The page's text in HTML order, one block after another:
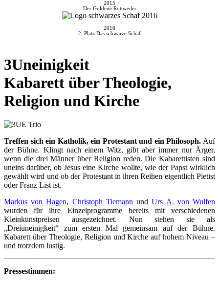
2015
Der Goldene Rottweiler
2016
2. Platz Das schwarze Schaf
3Uneinigkeit
Kabarett über Theologie,
Religion und Kirche
Treffen sich ein Katholik, ein Protestant und ein Philosoph. Auf
der Bühne. Klingt nach einem Witz, gibt aber immer nur Ärger,
wenn die drei Männer über Religion reden. Die Kabarettisten sind
uneins darüber, ob Jesus eine Kirche wollte, wie der Papst wirklich
gewählt wird und ob der Protestant in ihren Reihen eigentlich Pietist
oder Franz List ist.
Markus von Hagen, Christoph Tiemann undUrs A. von Wulfen
wurden für ihre Einzelprogramme bereits mit verschiedenen
Kleinkunstpreisen ausgezeichnet. Nun stehen sie als
„Dreiuneinigkeit“ zum ersten Mal gemeinsam auf der Bühne.
Kabarett über Theologie, Religion und Kirche auf hohem Niveau –
und trotzdem lustig.
Pressestimmen: